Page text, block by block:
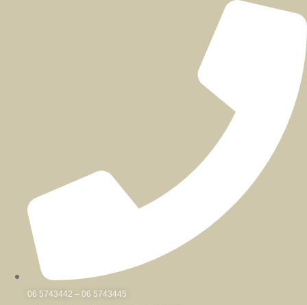
06 5743442 – 06 5743445